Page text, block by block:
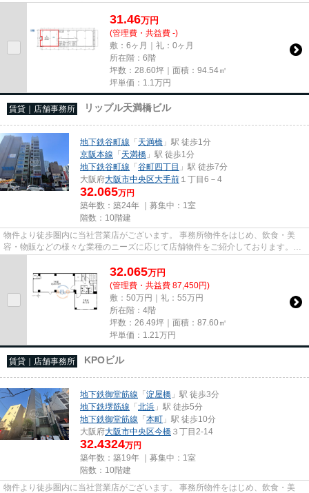
尚、弊社ではおとり広告は一切...
31.46万円
(管理費・共益費 -)
敷：6ヶ月｜礼：0ヶ月
所在階：6階
坪数：28.60坪｜面積：94.54㎡
坪単価： 1.1 万円
賃貸｜店舗事務所 リップル天満橋ビル
地下鉄谷町線 「天満橋 」駅 徒歩1分
京阪本線 「天満橋 」駅 徒歩1分
地下鉄谷町線 「谷町四丁目 」駅 徒歩7分
大阪府大阪市中央区大手前 １丁目6－4
32.065万円
築年数：築24年 ｜募集中： 1室
階数：10階建
物件より徒歩圏内に当社営業店がございます。 事務所物件をはじめ、飲食・美
容・物販などの様々な業種のニーズに応じて店舗物件をご紹介しております。
尚、弊社ではおとり広告は一切...
32.065万円
(管理費・共益費 87,450円)
敷：50万円｜礼：55万円
所在階：4階
坪数：26.49坪｜面積：87.60㎡
坪単価： 1.21 万円
賃貸｜店舗事務所 KPOビル
地下鉄御堂筋線 「淀屋橋 」駅 徒歩3分
地下鉄堺筋線 「北浜 」駅 徒歩5分
地下鉄御堂筋線 「本町 」駅 徒歩10分
大阪府大阪市中央区今橋 ３丁目2-14
32.4324万円
築年数：築19年 ｜募集中： 1室
階数：10階建
物件より徒歩圏内に当社営業店がございます。 事務所物件をはじめ、飲食・美